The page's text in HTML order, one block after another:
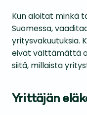
Kun aloitat minkä
Suomessa,
yritysvakuutuksia.
eivät välttämättä
siitä, millaista
Yrittäjän